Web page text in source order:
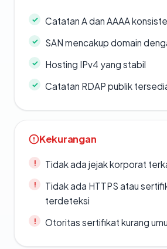
Catatan A dan AAAA
SAN mencakup domain
Hosting IPv4 yang stabil
Catatan RDAP publik
Kekurangan
Tidak ada jejak korporat
Tidak ada HTTPS atau
terdeteksi
Otoritas sertifikat kurang